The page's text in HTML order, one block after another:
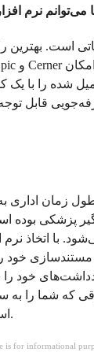
است. بهترین
شده را با یک
قابل
اداری به
پزشکی بوده
با اتخاذ
مستندسازی خود
خود را
که شما را
است، ارتباط برقرار کنید.
is for informational